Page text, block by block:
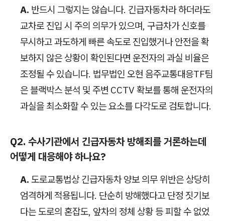
A. 반드시 그렇지는 않습니다. 긴급자동차라 하더라도
교차로 진입 시 주의 의무가 있으며, 구급차가 신호를
무시하고 과도하게 빠른 속도로 진입했거나 안전을 확
보하지 않은 상황이 확인된다면 운전자의 과실 비율은
조정될 수 있습니다. 법무법인 오현 음주교통대응TF팀
은 블랙박스 분석 및 주변 CCTV 확보를 통해 운전자의
과실을 최소화할 수 있는 요소를 다각도로 검토합니다.
Q2. 수사기관에서 긴급자동차 방해죄를 거론하는데
어떻게 대응해야 하나요?
A. 도로교통법상 긴급자동차 양보 의무 위반은 상당히
엄격하게 적용됩니다. 단순히 방해했다고 단정 짓기보
다는 도로의 혼잡도, 앞차의 정체 상황 등 피할 수 없었